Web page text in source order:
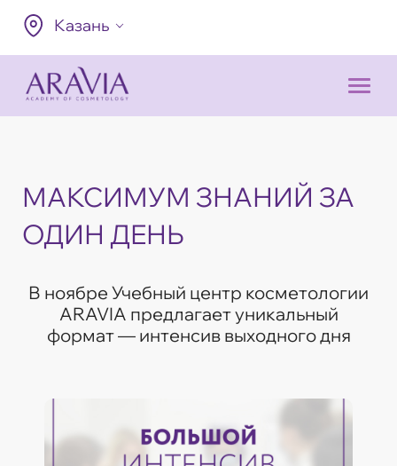
Казань
МАКСИМУМ ЗНАНИЙ ЗА
ОДИН ДЕНЬ
В ноябре Учебный центр косметологии
ARAVIA предлагает уникальный
формат — интенсив выходного дня